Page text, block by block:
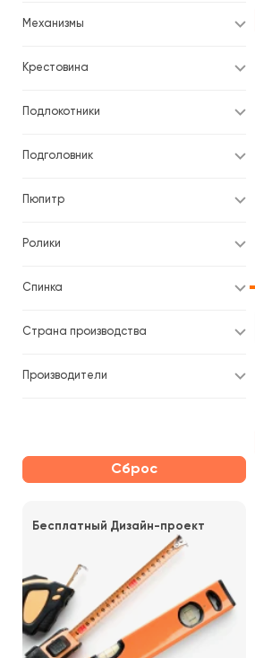
Механизмы
Крестовина
Подлокотники
Подголовник
Пюпитр
Ролики
Спинка
Страна производства
Производители
Сброс
Бесплатный Дизайн-проект